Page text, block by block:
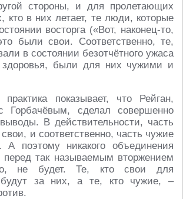
стороны, и для пролетающих
кто в них летает, те люди, которые
восторга («Вот, наконец-то,
были свои. Соответственно, те,
в состоянии безотчётного ужаса
были для них чужими и
показывает, что Рейган,
Горбачёвым, сделал совершенно
В действительности, часть
и соответственно, часть чужие
А поэтому никакого объединения
перед так называемым вторжением
не будет. Те, кто свои для
будут за них, а те, кто чужие, –